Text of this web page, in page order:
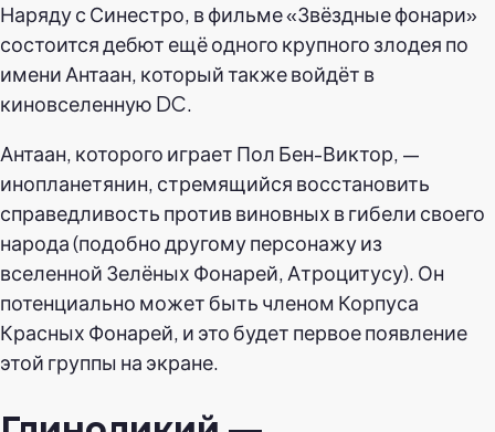
Наряду с Синестро, в фильме «Звёздные фонари»
состоится дебют ещё одного крупного злодея по
имени Антаан, который также войдёт в
киновселенную DC.
Антаан, которого играет Пол Бен-Виктор, —
инопланетянин, стремящийся восстановить
справедливость против виновных в гибели своего
народа (подобно другому персонажу из
вселенной Зелёных Фонарей, Атроцитусу). Он
потенциально может быть членом Корпуса
Красных Фонарей, и это будет первое появление
этой группы на экране.